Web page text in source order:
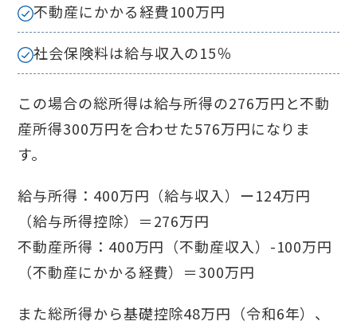
不動産にかかる経費100万円
社会保険料は給与収入の15％
この場合の総所得は給与所得の276万円と不動
産所得300万円を合わせた576万円になりま
す。
給与所得：400万円（給与収入）ー124万円
（給与所得控除）＝276万円
不動産所得：400万円（不動産収入）-100万円
（不動産にかかる経費）＝300万円
また総所得から基礎控除48万円（令和6年）、